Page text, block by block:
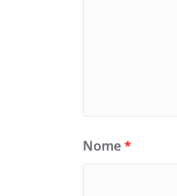
Nome*